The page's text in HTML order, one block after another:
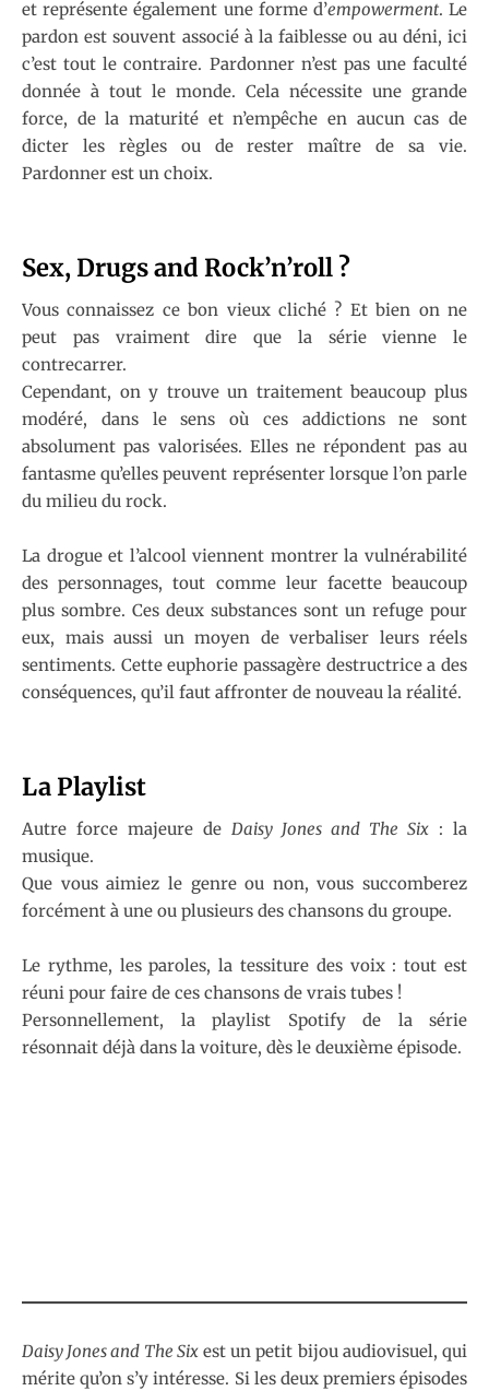
et représente également une forme d’empowerment. Le
pardon est souvent associé à la faiblesse ou au déni, ici
c’est tout le contraire. Pardonner n’est pas une faculté
donnée à tout le monde. Cela nécessite une grande
force, de la maturité et n’empêche en aucun cas de
dicter les règles ou de rester maître de sa vie.
Pardonner est un choix.
Sex, Drugs and Rock’n’roll ?
Vous connaissez ce bon vieux cliché ? Et bien on ne
peut pas vraiment dire que la série vienne le
contrecarrer.
Cependant, on y trouve un traitement beaucoup plus
modéré, dans le sens où ces addictions ne sont
absolument pas valorisées. Elles ne répondent pas au
fantasme qu’elles peuvent représenter lorsque l’on parle
du milieu du rock.
La drogue et l’alcool viennent montrer la vulnérabilité
des personnages, tout comme leur facette beaucoup
plus sombre. Ces deux substances sont un refuge pour
eux, mais aussi un moyen de verbaliser leurs réels
sentiments. Cette euphorie passagère destructrice a des
conséquences, qu’il faut affronter de nouveau la réalité.
La Playlist
Autre force majeure de Daisy Jones and The Six : la
musique.
Que vous aimiez le genre ou non, vous succomberez
forcément à une ou plusieurs des chansons du groupe.
Le rythme, les paroles, la tessiture des voix : tout est
réuni pour faire de ces chansons de vrais tubes !
Personnellement, la playlist Spotify de la série
résonnait déjà dans la voiture, dès le deuxième épisode.
Daisy Jones and The Sixest un petit bijou audiovisuel, qui
mérite qu’on s’y intéresse. Si les deux premiers épisodes